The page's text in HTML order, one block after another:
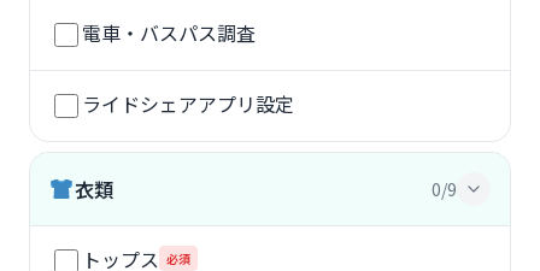
電車・バスパス調査
ライドシェアアプリ設定
衣類 0/9
トップス 必須